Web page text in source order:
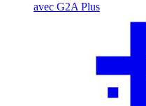
avec G2A Plus